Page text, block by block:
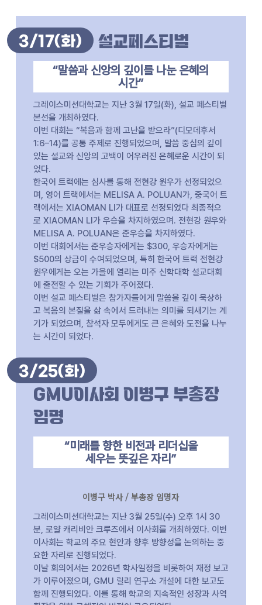
3/17(화) 설교페스티벌
“말씀과 신앙의 깊이를 나눈 은혜의
시간”
그레이스미션대학교는 지난 3월 17일(화), 설교 페스티벌
본선을 개최하였다.
이번 대회는 “복음과 함께 고난을 받으라”(디모데후서
1:6–14)를 공통 주제로 진행되었으며, 말씀 중심의 깊이
있는 설교와 신앙의 고백이 어우러진 은혜로운 시간이 되
었다.
한국어 트랙에는 심사를 통해 전현강 원우가 선정되었으
며, 영어 트랙에서는 MELISA A. POLUAN가, 중국어 트
랙에서는 XIAOMAN LI가 대표로 선정되었다 최종적으
로 XIAOMAN LI가 우승을 차지하였으며. 전현강 원우와
MELISA A. POLUAN은 준우승을 차지하였다.
이번 대회에서는 준우승자에게는 $300, 우승자에게는
$500의 상금이 수여되었으며, 특히 한국어 트랙 전현강
원우에게는 오는 가을에 열리는 미주 신학대학 설교대회
에 출전할 수 있는 기회가 주어졌다.
이번 설교 페스티벌은 참가자들에게 말씀을 깊이 묵상하
고 복음의 본질을 삶 속에서 드러내는 의미를 되새기는 계
기가 되었으며, 참석자 모두에게도 큰 은혜와 도전을 나누
는 시간이 되었다.
3/25(화)
GMU이사회 이병구 부총장
임명
“미래를 향한 비전과 리더십을
세우는 뜻깊은 자리”
이병구 박사 / 부총장 임명자
그레이스미션대학교는 지난 3월 25일(수) 오후 1시 30
분, 로얄 캐리비안 크루즈에서 이사회를 개최하였다. 이번
이사회는 학교의 주요 현안과 향후 방향성을 논의하는 중
요한 자리로 진행되었다.
이날 회의에서는 2026년 학사일정을 비롯하여 재정 보고
가 이루어졌으며, GMU 릴리 연구소 개설에 대한 보고도
함께 진행되었다. 이를 통해 학교의 지속적인 성장과 사역